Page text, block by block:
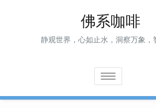
佛系咖啡
静观世界，心如止水，洞察万象，
Toggle navigation